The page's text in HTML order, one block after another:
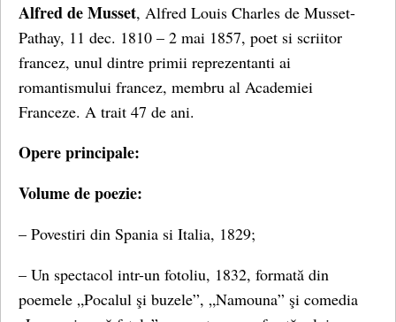
Alfred de Musset, Alfred Louis Charles de Musset-
Pathay, 11 dec. 1810 – 2 mai 1857, poet si scriitor
francez, unul dintre primii reprezentanti ai
romantismului francez, membru al Academiei
Franceze. A trait 47 de ani.
Opere principale:
Volume de poezie:
– Povestiri din Spania si Italia, 1829;
– Un spectacol intr-un fotoliu, 1832, formată din
poemele „Pocalul şi buzele”, „Namouna” şi comedia